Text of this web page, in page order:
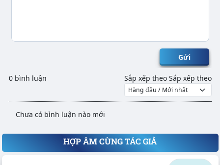
Gửi
0 bình luận Sắp xếp theo Sắp xếp theo
Chưa có bình luận nào mới
HỢP ÂM CÙNG TÁC GIẢ